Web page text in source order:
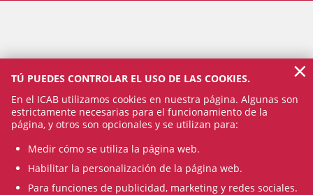
TÚ PUEDES CONTROLAR EL USO DE LAS COOKIES.
En el ICAB utilizamos cookies en nuestra página. Algunas son
estrictamente necesarias para el funcionamiento de la
página, y otros son opcionales y se utilizan para:
Medir cómo se utiliza la página web.
Habilitar la personalización de la página web.
Para funciones de publicidad, marketing y redes sociales.
×